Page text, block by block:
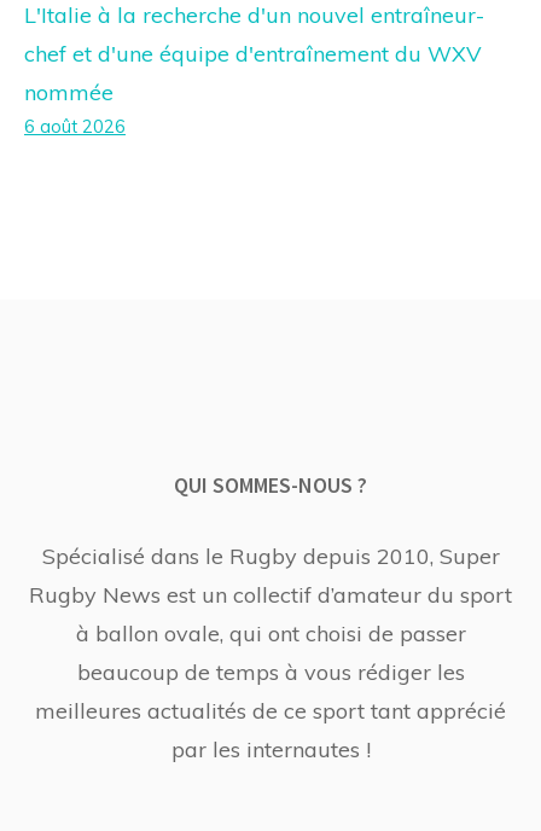
L'Italie à la recherche d'un nouvel entraîneur-
chef et d'une équipe d'entraînement du WXV
nommée
6 août 2026
QUI SOMMES-NOUS ?
Spécialisé dans le Rugby depuis 2010, Super
Rugby News est un collectif d’amateur du sport
à ballon ovale, qui ont choisi de passer
beaucoup de temps à vous rédiger les
meilleures actualités de ce sport tant apprécié
par les internautes !